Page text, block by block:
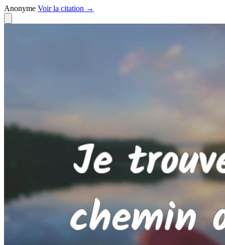
Anonyme Voirla citation →